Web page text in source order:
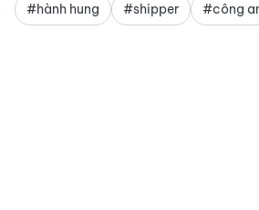
#hành hung #shipper #công